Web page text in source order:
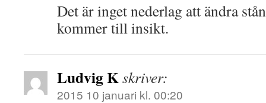
Det är inget nederlag att ändra
kommer till insikt.
Ludvig Kskriver:
2015 10 januari kl. 00:20